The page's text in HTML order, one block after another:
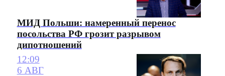
МИД Польши: намеренный перенос
посольства РФ грозит разрывом
дипотношений
12:09
6 АВГ